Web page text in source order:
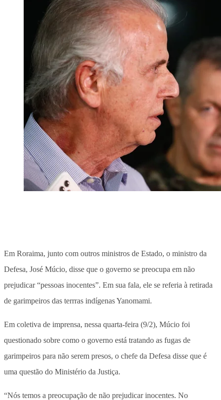
Em Roraima, junto com outros ministros de Estado, o ministro da
Defesa, José Múcio, disse que o governo se preocupa em não
prejudicar “pessoas inocentes”. Em sua fala, ele se referia à retirada
de garimpeiros das terrras indígenas Yanomami.
Em coletiva de imprensa, nessa quarta-feira (9/2), Múcio foi
questionado sobre como o governo está tratando as fugas de
garimpeiros para não serem presos, o chefe da Defesa disse que é
uma questão do Ministério da Justiça.
“Nós temos a preocupação de não prejudicar inocentes. No